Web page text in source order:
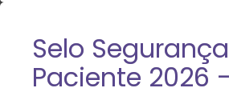
Selo
Paciente 2026